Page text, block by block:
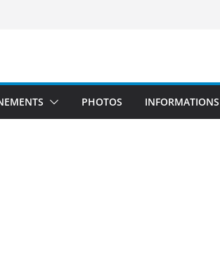
PHOTOS INFORMATIONS